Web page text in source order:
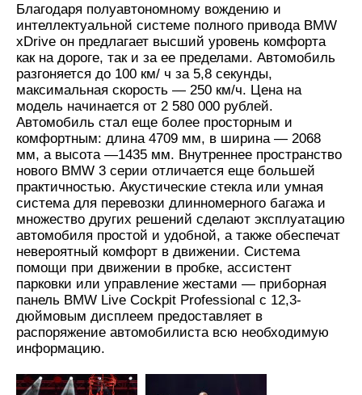
Благодаря полуавтономному вождению и
интеллектуальной системе полного привода BMW
xDrive он предлагает высший уровень комфорта
как на дороге, так и за ее пределами. Автомобиль
разгоняется до 100 км/ ч за 5,8 секунды,
максимальная скорость — 250 км/ч. Цена на
модель начинается от 2 580 000 рублей.
Автомобиль стал еще более просторным и
комфортным: длина 4709 мм, в ширина — 2068
мм, а высота —1435 мм. Внутреннее пространство
нового BMW 3 серии отличается еще большей
практичностью. Акустические стекла или умная
система для перевозки длинномерного багажа и
множество других решений сделают эксплуатацию
автомобиля простой и удобной, а также обеспечат
невероятный комфорт в движении. Система
помощи при движении в пробке, ассистент
парковки или управление жестами — приборная
панель BMW Live Cockpit Professional с 12,3-
дюймовым дисплеем предоставляет в
распоряжение автомобилиста всю необходимую
информацию.